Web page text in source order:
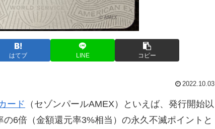
はてブ LINE コピー
2022.10.03
ード （セゾンパールAMEX）といえば、発行開始以
6倍（金額還元率3%相当）の永久不滅ポイントと